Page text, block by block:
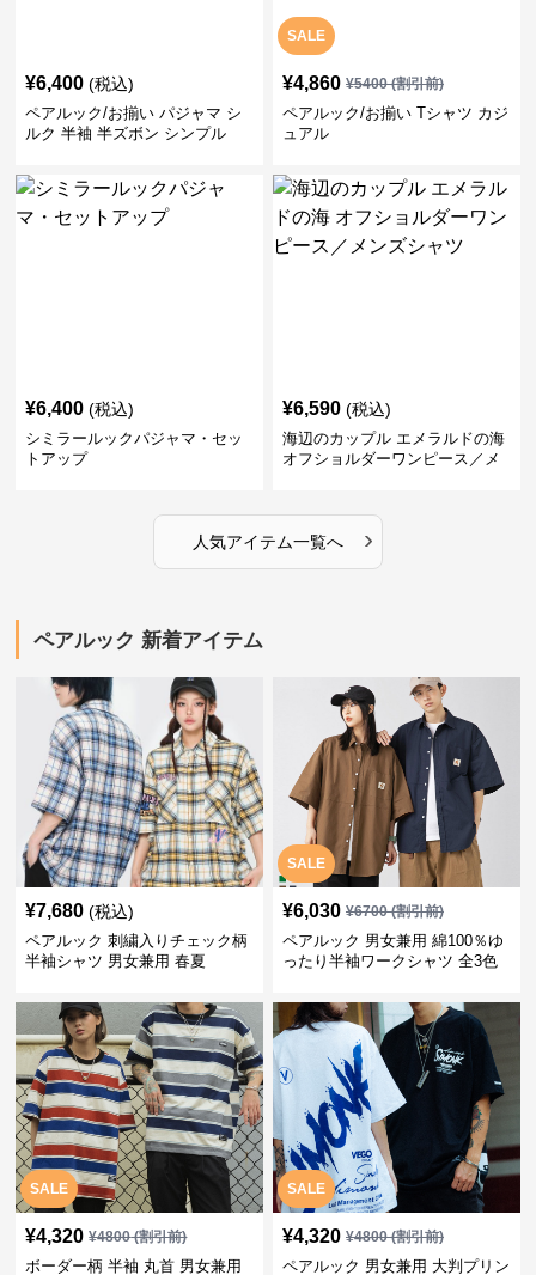
¥6,400 (税込)
ペアルック/お揃い パジャマ シ
ルク 半袖 半ズボン シンプル
SALE
¥4,860 ¥5400(割引前)
ペアルック/お揃い Tシャツ カジ
ュアル
¥6,400 (税込)
シミラールックパジャマ・セッ
トアップ
¥6,590 (税込)
海辺のカップル エメラルドの海
オフショルダーワンピース／メ
人気アイテム一覧へ ›
ペアルック 新着アイテム
¥7,680 (税込)
ペアルック 刺繍入りチェック柄
半袖シャツ 男女兼用 春夏
SALE
¥6,030 ¥6700(割引前)
ペアルック 男女兼用 綿100％ゆ
ったり半袖ワークシャツ 全3色
SALE
¥4,320 ¥4800(割引前)
ボーダー柄 半袖 丸首 男女兼用
SALE
¥4,320 ¥4800(割引前)
ペアルック 男女兼用 大判プリン